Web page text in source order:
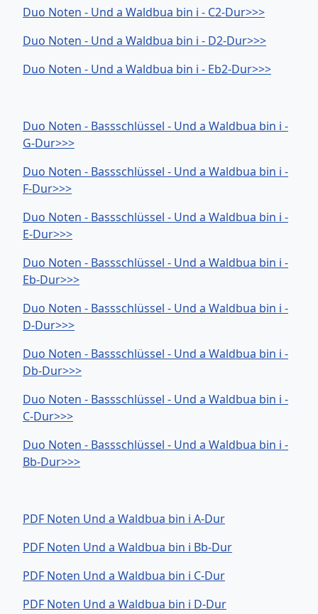
Duo Noten - Und a Waldbua bin i - C2-Dur>>>
Duo Noten - Und a Waldbua bin i - D2-Dur>>>
Duo Noten - Und a Waldbua bin i - Eb2-Dur>>>
Duo Noten - Bassschlüssel - Und a Waldbua bin i -
G-Dur>>>
Duo Noten - Bassschlüssel - Und a Waldbua bin i -
F-Dur>>>
Duo Noten - Bassschlüssel - Und a Waldbua bin i -
E-Dur>>>
Duo Noten - Bassschlüssel - Und a Waldbua bin i -
Eb-Dur>>>
Duo Noten - Bassschlüssel - Und a Waldbua bin i -
D-Dur>>>
Duo Noten - Bassschlüssel - Und a Waldbua bin i -
Db-Dur>>>
Duo Noten - Bassschlüssel - Und a Waldbua bin i -
C-Dur>>>
Duo Noten - Bassschlüssel - Und a Waldbua bin i -
Bb-Dur>>>
PDF Noten Und a Waldbua bin i A-Dur
PDF Noten Und a Waldbua bin i Bb-Dur
PDF Noten Und a Waldbua bin i C-Dur
PDF Noten Und a Waldbua bin i D-Dur